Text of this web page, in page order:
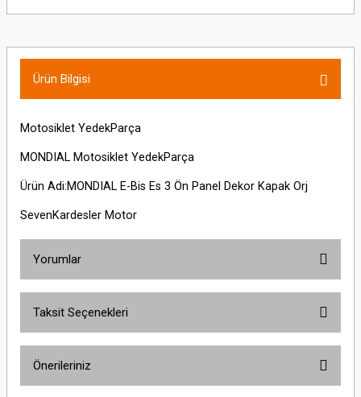
Ürün Bilgisi
Motosiklet YedekParça
MONDIAL Motosiklet YedekParça
Ürün Adi:MONDIAL E-Bis Es 3 Ön Panel Dekor Kapak Orj
SevenKardesler Motor
Yorumlar
Taksit Seçenekleri
Önerileriniz